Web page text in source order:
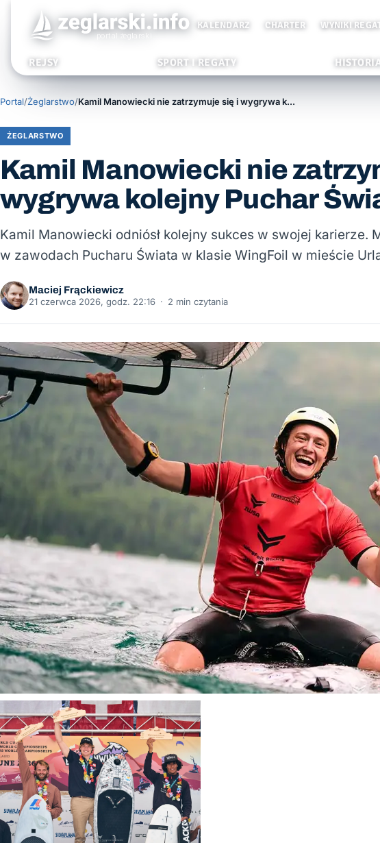
KALENDARZ CHARTER WYNIKI
REJSY SPORT I REGATY
Portal/Żeglarstwo/ Kamil Manowiecki nie zatrzymuje się i wygrywa kolejny Puchar Świata
ŻEGLARSTWO
Kamil Manowiecki nie
wygrywa kolejny Puchar
Kamil Manowiecki odniósł kolejny sukces w swojej karierze.
w zawodach Pucharu Świata w klasie WingFoil w mieście
Maciej Frąckiewicz
21 czerwca 2026, godz. 22:16 · 2 min czytania